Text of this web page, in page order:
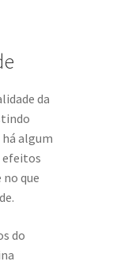
da
algum
efeitos
que
do